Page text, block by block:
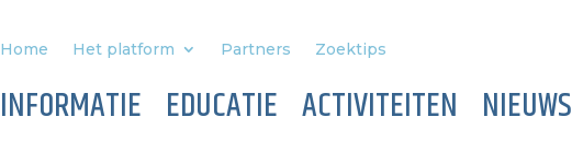
Home Het platform Partners Zoektips
INFORMATIE EDUCATIE ACTIVITEITEN NIEUWS